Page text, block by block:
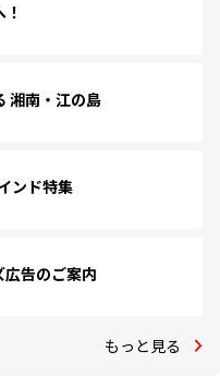
湘南・江の島
ンド特集
広告のご案内
もっと見る